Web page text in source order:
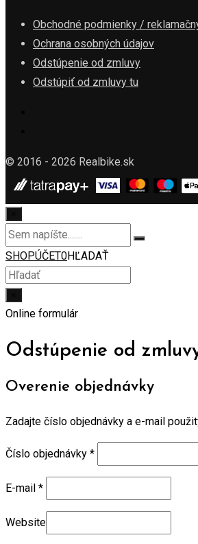
Obchodné podmienky /
Ochrana osobných údajov
Odstúpenie od zmluvy
Odstúpiť od zmluvy tu
© 2016 - 2026 Realbike.sk
SHOPÚČET0HĽADAŤ
Online formulár
Odstúpenie od
Overenie objednávky
Zadajte číslo objednávky a e-mail
Číslo objednávky *
E-mail *
Website